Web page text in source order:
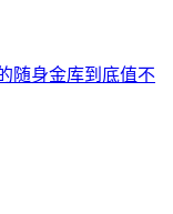
随身金库到底值不